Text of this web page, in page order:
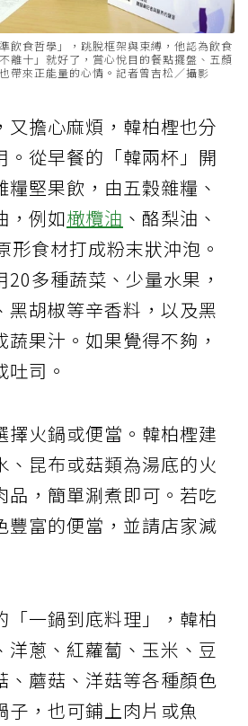
飲食哲學」，跳脫框架與束縛，他認為飲食
離十」就好了，賞心悅目的餐點擺盤、五顏
帶來正能量的心情。記者曾吉松／攝影
又擔心麻煩，韓柏檉也分
。從早餐的「韓兩杯」開
堅果飲，由五穀雜糧、
，例如橄欖油 、酪梨油、
形食材打成粉末狀沖泡。
20多種蔬菜、少量水果，
黑胡椒等辛香料，以及黑
果汁。如果覺得不夠，
司。
擇火鍋或便當。韓柏檉建
、昆布或菇類為湯底的火
品，簡單涮煮即可。若吃
豐富的便當，並請店家減
「一鍋到底料理」，韓柏
洋蔥、紅蘿蔔、玉米、豆
、蘑菇、洋菇等各種顏色
子，也可鋪上肉片或魚